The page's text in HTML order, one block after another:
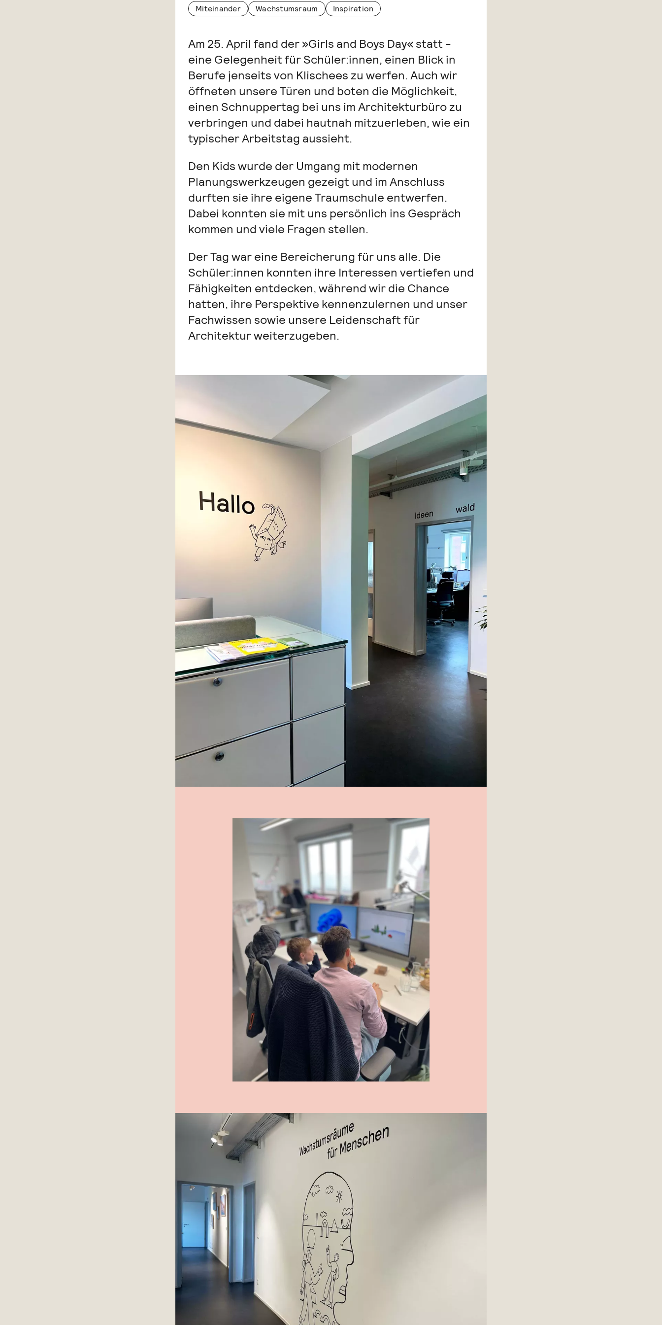
Miteinander Wachstumsraum Inspiration
Am 25. April fand der »Girls and Boys Day« statt -
eine Gelegenheit für Schüler:innen, einen Blick in
Berufe jenseits von Klischees zu werfen. Auch wir
öffneten unsere Türen und boten die Möglichkeit,
einen Schnuppertag bei uns im Architekturbüro zu
verbringen und dabei hautnah mitzuerleben, wie ein
typischer Arbeitstag aussieht.
Den Kids wurde der Umgang mit modernen
Planungswerkzeugen gezeigt und im Anschluss
durften sie ihre eigene Traumschule entwerfen.
Dabei konnten sie mit uns persönlich ins Gespräch
kommen und viele Fragen stellen.
Der Tag war eine Bereicherung für uns alle. Die
Schüler:innen konnten ihre Interessen vertiefen und
Fähigkeiten entdecken, während wir die Chance
hatten, ihre Perspektive kennenzulernen und unser
Fachwissen sowie unsere Leidenschaft für
Architektur weiterzugeben.